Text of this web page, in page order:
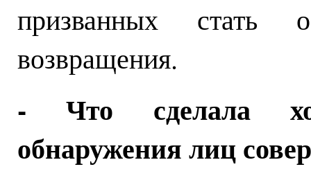
призванных стать
возвращения.
- Что сделала
обнаружения лиц